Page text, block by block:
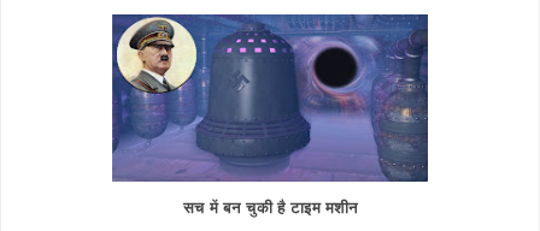
सच में बन चुकी है टाइम मशीन